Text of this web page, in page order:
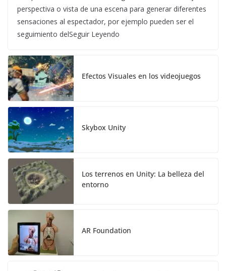
perspectiva o vista de una escena para generar diferentes
sensaciones al espectador, por ejemplo pueden ser el
seguimiento delSeguir Leyendo
Efectos Visuales en los videojuegos
Skybox Unity
Los terrenos en Unity: La belleza del
entorno
AR Foundation